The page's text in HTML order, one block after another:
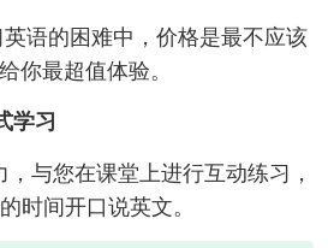
语的困难中，价格是最不应该
你最超值体验。
学习
与您在课堂上进行互动练习，
时间开口说英文。